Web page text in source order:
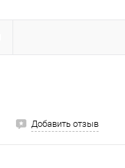
Добавить отзыв